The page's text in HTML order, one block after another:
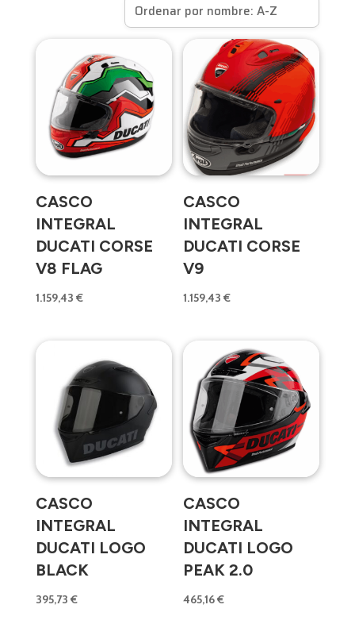
CASCO
INTEGRAL
DUCATI CORSE
V8 FLAG
1.159,43 €
CASCO
INTEGRAL
DUCATI CORSE
V9
1.159,43€
CASCO
INTEGRAL
DUCATI LOGO
BLACK
395,73 €
CASCO
INTEGRAL
DUCATI LOGO
PEAK 2.0
465,16€